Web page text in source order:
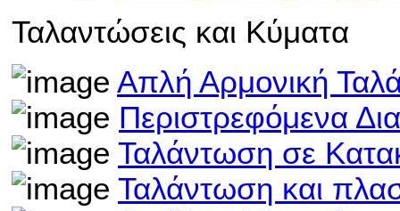
Ταλαντώσεις και Κύματα
Απλή Αρμονική
Περιστρεφόμενα
Ταλάντωση σε
Ταλάντωση και